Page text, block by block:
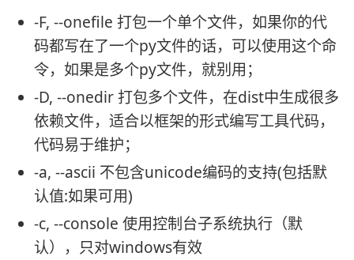
-F, --onefile 打包一个单个文件，如果你的代
码都写在了一个py文件的话，可以使用这个命
令，如果是多个py文件，就别用；
-D, --onedir 打包多个文件，在dist中生成很多
依赖文件，适合以框架的形式编写工具代码，
代码易于维护；
-a, --ascii 不包含unicode编码的支持(包括默
认值:如果可用)
-c, --console 使用控制台子系统执行（默
认），只对windows有效